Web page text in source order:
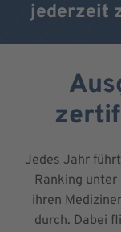
jederzeit
Jedes Jahr
Ranking unter
ihren
durch. Dabei